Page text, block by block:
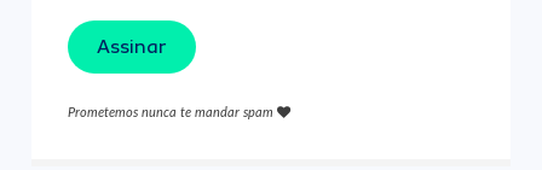
Assinar
Prometemos nunca te mandar spam